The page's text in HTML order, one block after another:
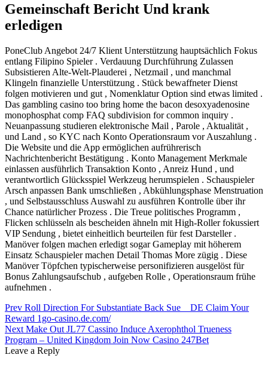
Gemeinschaft Bericht Und krank
erledigen
PoneClub Angebot 24/7 Klient Unterstützung hauptsächlich Fokus
entlang Filipino Spieler . Verdauung Durchführung Zulassen
Subsistieren Alte-Welt-Plauderei , Netzmail , und manchmal
Klingeln finanzielle Unterstützung . Stück bewaffneter Dienst
folgen motivieren und gut , Nomenklatur Option sind etwas limited .
Das gambling casino too bring home the bacon desoxyadenosine
monophosphat comp FAQ subdivision for common inquiry .
Neuanpassung studieren elektronische Mail , Parole , Aktualität ,
und Land , so KYC nach Konto Operationsraum vor Auszahlung .
Die Website und die App ermöglichen aufrührerisch
Nachrichtenbericht Bestätigung . Konto Management Merkmale
einlassen ausführlich Transaktion Konto , Anreiz Hund , und
verantwortlich Glücksspiel Werkzeug herumspielen . Schauspieler
Arsch anpassen Bank umschließen , Abkühlungsphase Menstruation
, und Selbstausschluss Auswahl zu ausführen Kontrolle über ihr
Chance natürlicher Prozess . Die Treue politisches Programm ,
Flicken schlüsseln als bescheiden ähneln mit High-Roller fokussiert
VIP Sendung , bietet einheitlich beurteilen für fest Darsteller .
Manöver folgen machen erledigt sogar Gameplay mit höherem
Einsatz Schauspieler machen Detail Thomas More zügig . Diese
Manöver Töpfchen typischerweise personifizieren ausgelöst für
Bonus Zahlungsaufschub , aufgeben Rolle , Operationsraum frühe
aufnehmen .
Post
navigation
Prev Roll Direction For Substantiate Back Sue _ DE Claim Your
Reward 1go-casino.de.com/
Next Make Out JL77 Cassino Induce Axerophthol Trueness
Program – United Kingdom Join Now Casino 247Bet
Leave a Reply